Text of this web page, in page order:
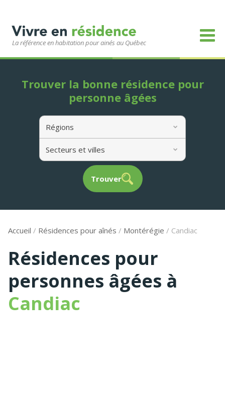
La référence en habitation pour ainés au Québec
Régions
Secteurs et villes
Trouver
Trouver la bonne résidence pour
personne âgées
Accueil / Résidences pour aînés / Montérégie / Candiac
Résidences pour
personnes âgées à
Candiac